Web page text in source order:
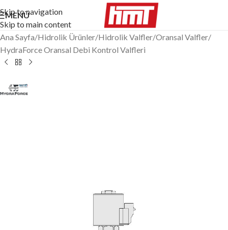
Skip to navigation
Skip to main content
MENÜ
Ana Sayfa/Hidrolik Ürünler/Hidrolik Valfler/Oransal Valfler/
HydraForce Oransal Debi Kontrol Valfleri